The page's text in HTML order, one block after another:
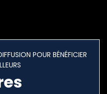
POUR BÉNÉFICIER